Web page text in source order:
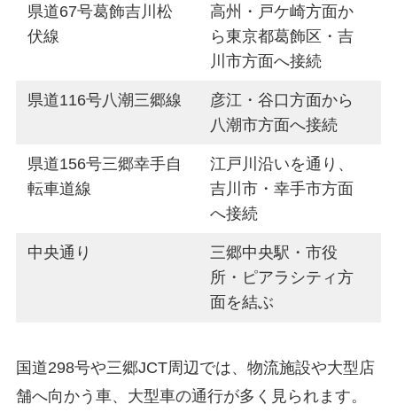
県道67号葛飾吉川松
伏線
高州・戸ケ崎方面か
ら東京都葛飾区・吉
川市方面へ接続
県道116号八潮三郷線
彦江・谷口方面から
八潮市方面へ接続
県道156号三郷幸手自
転車道線
江戸川沿いを通り、
吉川市・幸手市方面
へ接続
中央通り
三郷中央駅・市役
所・ピアラシティ方
面を結ぶ
国道298号や三郷JCT周辺では、物流施設や大型店
舗へ向かう車、大型車の通行が多く見られます。